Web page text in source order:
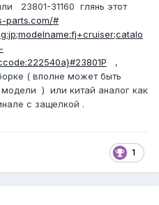
23801-31160 глянь этот
parts.com/#
,
( вполне может быть
модели ) или китай аналог как
с защелкой .
1